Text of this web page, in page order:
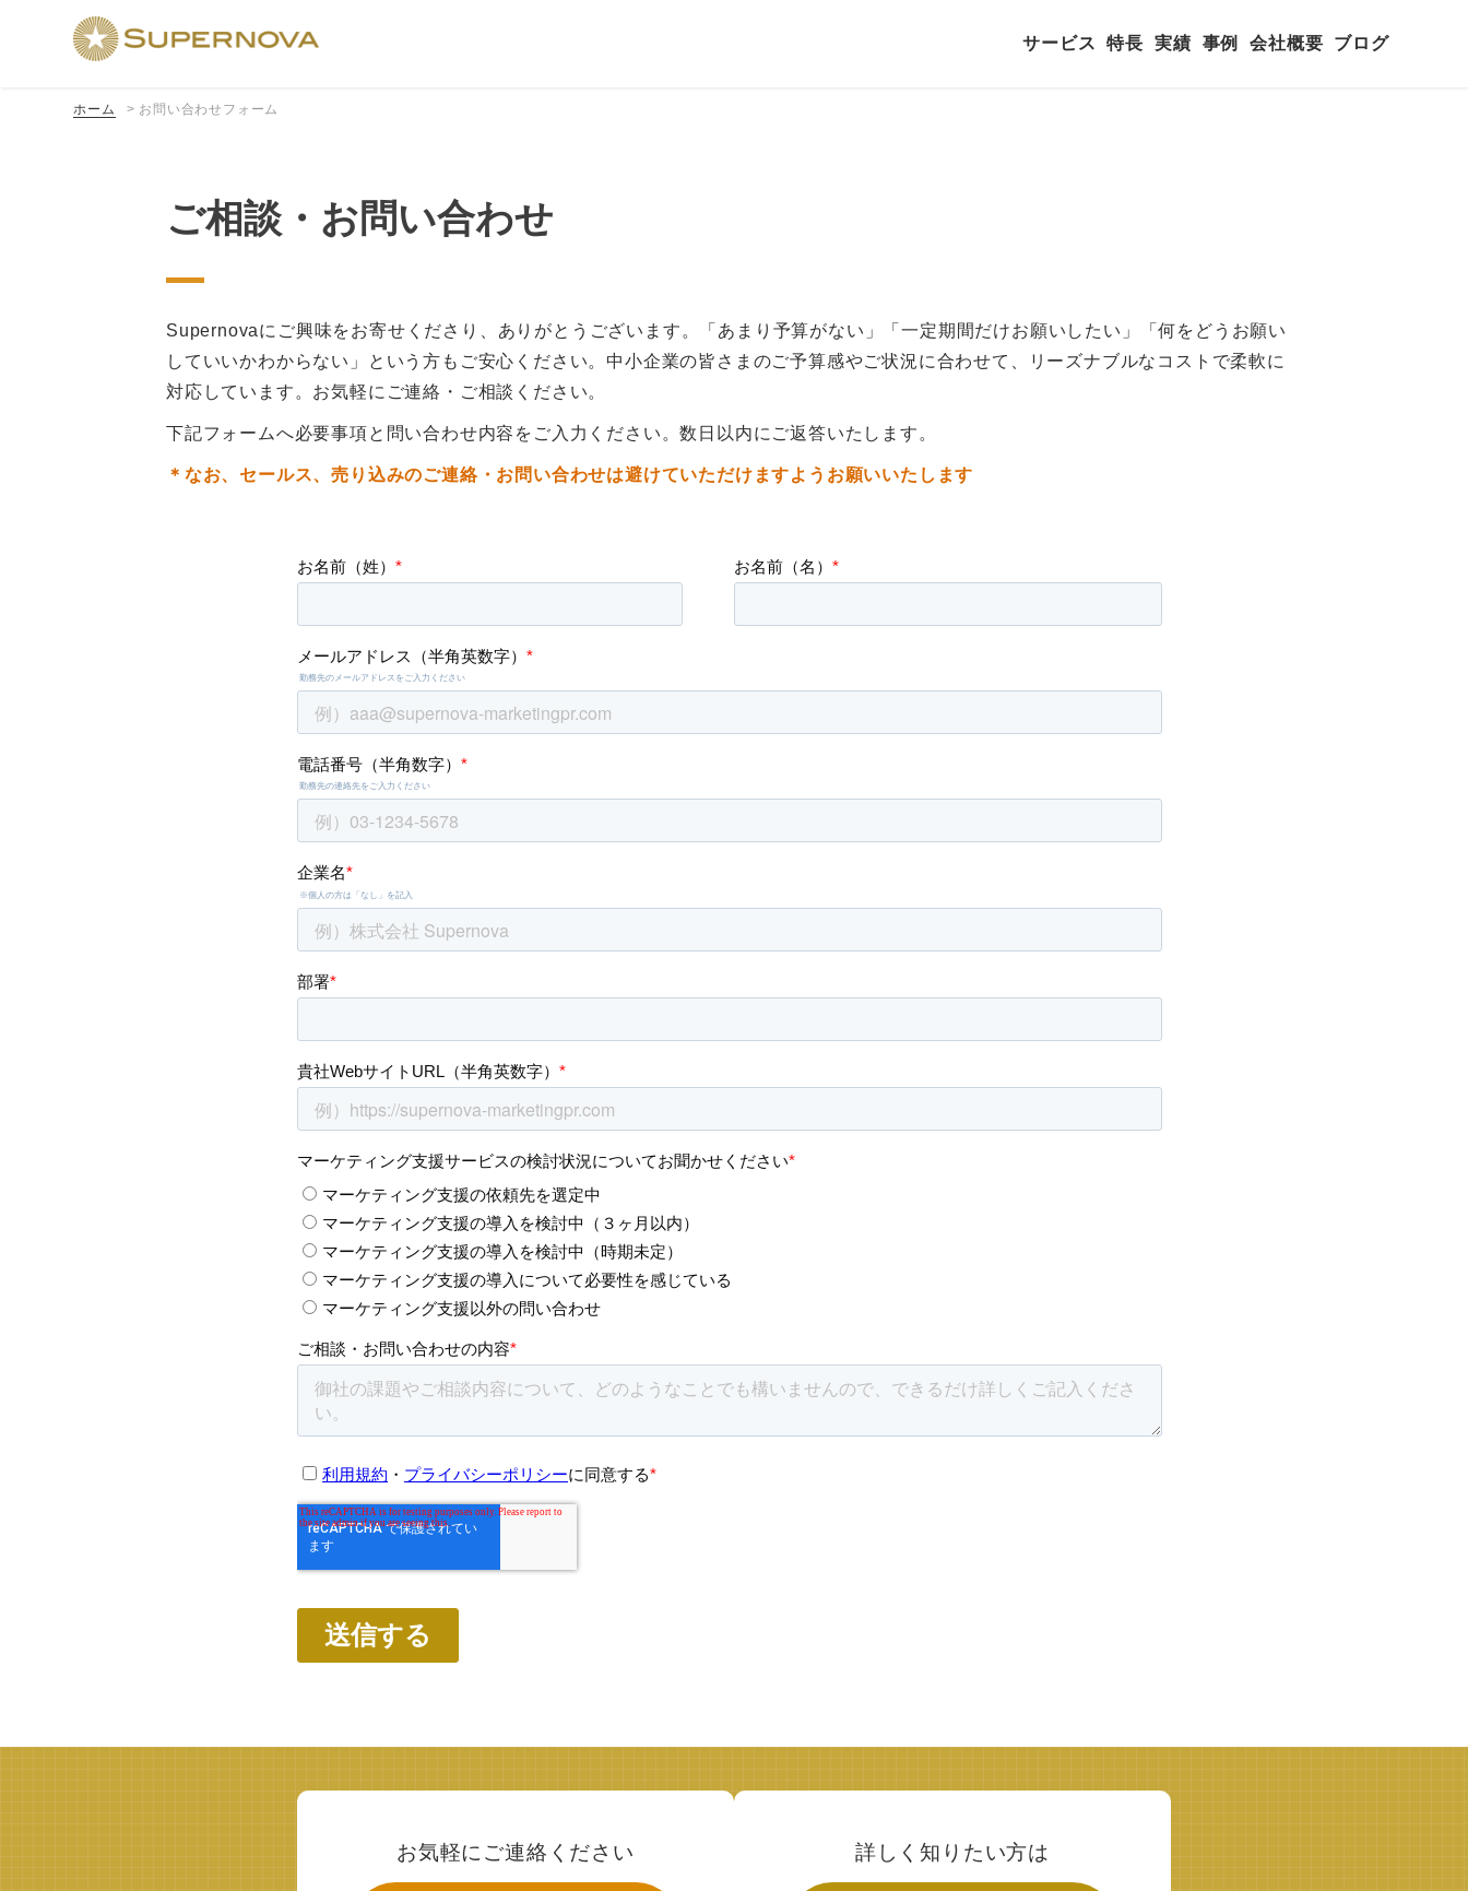
サービス 特長 実績 事例 会社概要 ブログ
ホーム お問い合わせフォーム
ご相談・お問い合わせ
Supernovaにご興味をお寄せくださり、ありがとうございます。「あまり予算がない」「一定期間だけお願いしたい」「何をどうお願い
していいかわからない」という方もご安心ください。中小企業の皆さまのご予算感やご状況に合わせて、リーズナブルなコストで柔軟に
対応しています。お気軽にご連絡・ご相談ください。
下記フォームへ必要事項と問い合わせ内容をご入力ください。数日以内にご返答いたします。
＊なお、セールス、売り込みのご連絡・お問い合わせは避けていただけますようお願いいたします
お気軽にご連絡ください 詳しく知りたい方は